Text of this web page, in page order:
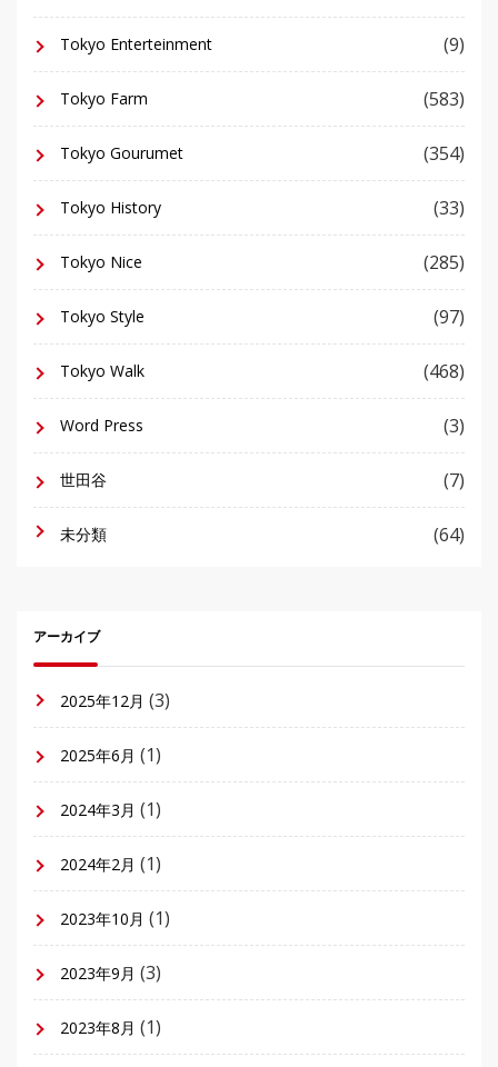
Tokyo Enterteinment (9)
Tokyo Farm (583)
Tokyo Gourumet (354)
Tokyo History (33)
Tokyo Nice (285)
Tokyo Style (97)
Tokyo Walk (468)
Word Press (3)
世田谷 (7)
未分類 (64)
アーカイブ
2025年12月 (3)
2025年6月 (1)
2024年3月 (1)
2024年2月 (1)
2023年10月 (1)
2023年9月 (3)
2023年8月 (1)